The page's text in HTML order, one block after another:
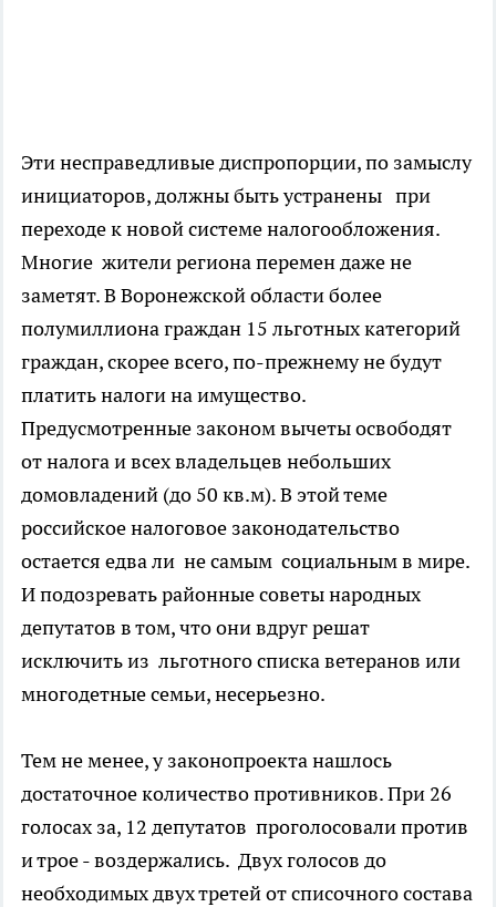
Эти несправедливые диспропорции, по замыслу
инициаторов, должны быть устранены при
переходе к новой системе налогообложения.
Многие жители региона перемен даже не
заметят. В Воронежской области более
полумиллиона граждан 15 льготных категорий
граждан, скорее всего, по-прежнему не будут
платить налоги на имущество.
Предусмотренные законом вычеты освободят
от налога и всех владельцев небольших
домовладений (до 50 кв.м). В этой теме
российское налоговое законодательство
остается едва ли не самым социальным в мире.
И подозревать районные советы народных
депутатов в том, что они вдруг решат
исключить из льготного списка ветеранов или
многодетные семьи, несерьезно.
Тем не менее, у законопроекта нашлось
достаточное количество противников. При 26
голосах за, 12 депутатов проголосовали против
и трое - воздержались. Двух голосов до
необходимых двух третей от списочного состава